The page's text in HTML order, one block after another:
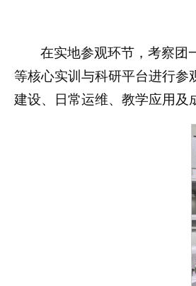
在实地参观环节，考察团
等核心实训与科研平台进行参
建设、日常运维、教学应用及